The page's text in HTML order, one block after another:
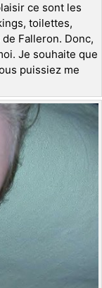
ce sont les
toilettes,
Falleron. Donc,
Je souhaite que
puissiez me